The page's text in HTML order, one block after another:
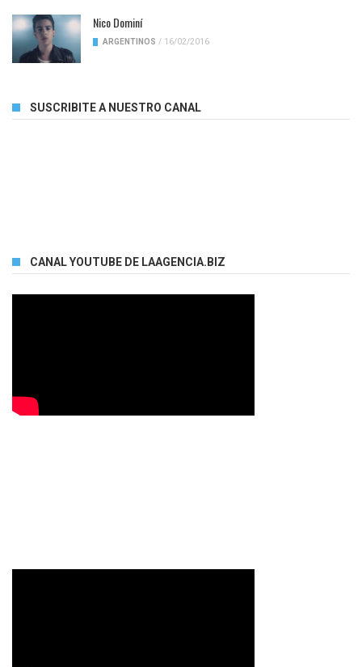
Nico Dominí
ARGENTINOS / 16/02/2016
SUSCRIBITE A NUESTRO CANAL
CANAL YOUTUBE DE LAAGENCIA.BIZ